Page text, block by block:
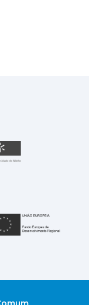
para a
Portuguesa